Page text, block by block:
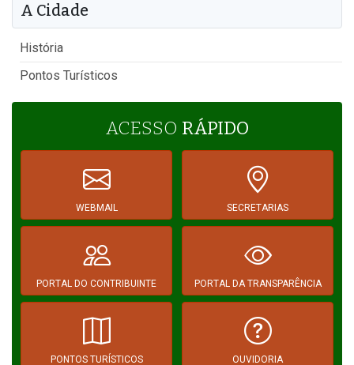
A Cidade
História
Pontos Turísticos
ACESSO RÁPIDO
WEBMAIL SECRETARIAS
PORTAL DO CONTRIBUINTE PORTAL DA TRANSPARÊNCIA
PONTOS TURÍSTICOS OUVIDORIA